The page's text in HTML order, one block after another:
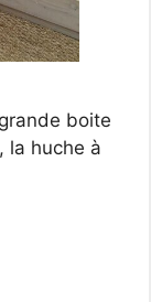
boite
la huche à